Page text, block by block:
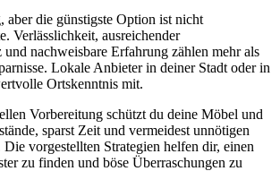
aber die günstigste Option ist nicht
Verlässlichkeit, ausreichender
und nachweisbare Erfahrung zählen mehr als
Lokale Anbieter in deiner Stadt oder in
Ortskenntnis mit.
Vorbereitung schützt du deine Möbel und
sparst Zeit und vermeidest unnötigen
Die vorgestellten Strategien helfen dir, einen
zu finden und böse Überraschungen zu